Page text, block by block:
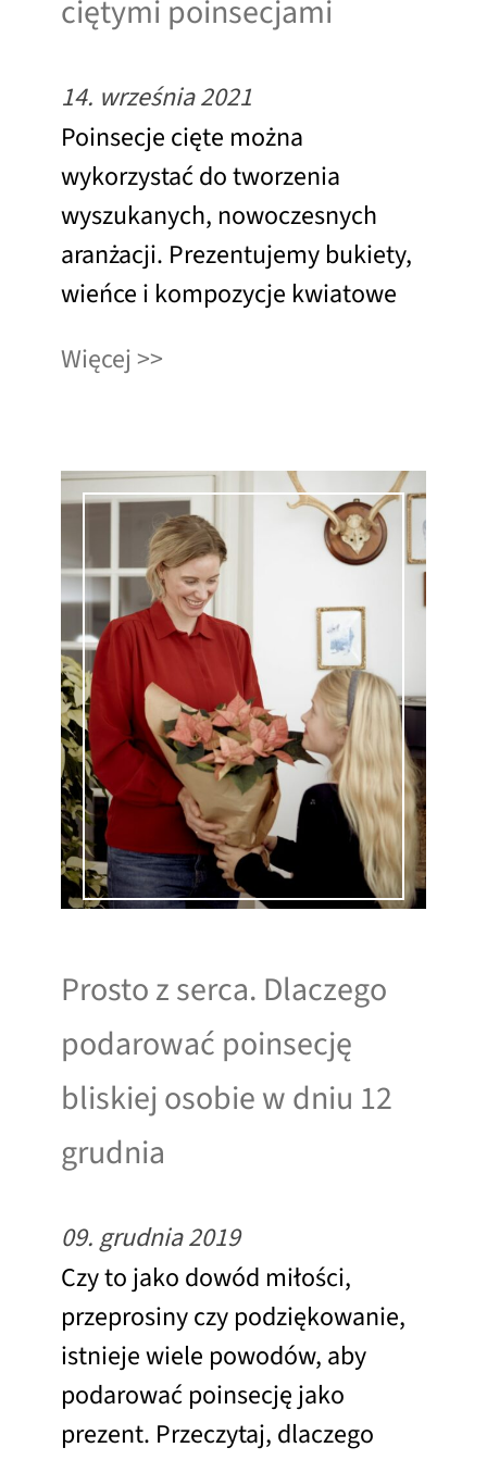
ciętymi poinsecjami
14. września 2021
Poinsecje cięte można
wykorzystać do tworzenia
wyszukanych, nowoczesnych
aranżacji. Prezentujemy bukiety,
wieńce i kompozycje kwiatowe
Więcej
Prosto z serca. Dlaczego
podarować poinsecję
bliskiej osobie w dniu 12
grudnia
09. grudnia 2019
Czy to jako dowód miłości,
przeprosiny czy podziękowanie,
istnieje wiele powodów, aby
podarować poinsecję jako
prezent. Przeczytaj, dlaczego